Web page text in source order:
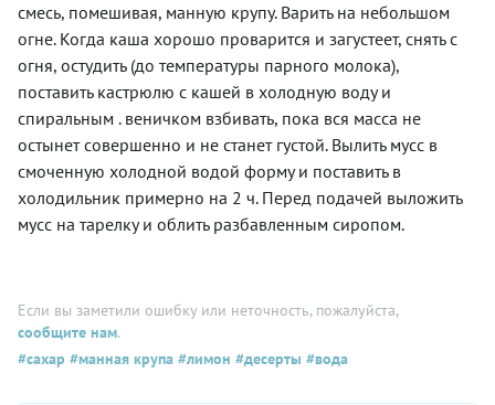
смесь, помешивая, манную крупу. Варить на небольшом
огне. Когда каша хорошо проварится и загустеет, снять с
огня, остудить (до температуры парного молока),
поставить кастрюлю с кашей в холодную воду и
спиральным . веничком взбивать, пока вся масса не
остынет совершенно и не станет густой. Вылить мусс в
смоченную холодной водой форму и поставить в
холодильник примерно на 2 ч. Перед подачей выложить
мусс на тарелку и облить разбавленным сиропом.
Если вы заметили ошибку или неточность, пожалуйста,
сообщите нам.
#сахар #манная крупа #лимон #десерты #вода